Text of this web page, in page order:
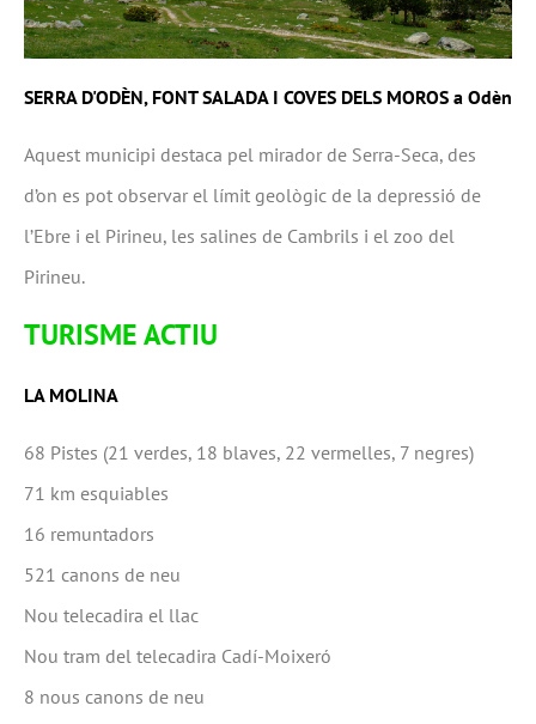
SERRA D'ODÈN, FONT SALADA I COVES DELS MOROS a Odèn
Aquest municipi destaca pel mirador de Serra-Seca, des
d’on es pot observar el límit geològic de la depressió de
l’Ebre i el Pirineu, les salines de Cambrils i el zoo del
Pirineu.
TURISME ACTIU
LA MOLINA
68 Pistes (21 verdes, 18 blaves, 22 vermelles, 7 negres)
71 km esquiables
16 remuntadors
521 canons de neu
Nou telecadira el llac
Nou tram del telecadira Cadí-Moixeró
8 nous canons de neu